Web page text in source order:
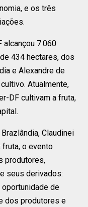
e os três
alcançou 7.060
434 hectares, dos
e Alexandre de
Atualmente,
DF cultivam a fruta,
Claudinei
fruta, o evento
produtores,
seus derivados:
de
dos produtores e